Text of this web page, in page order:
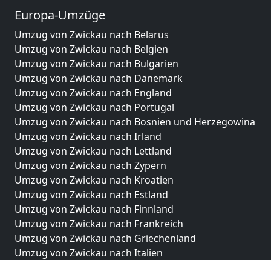
Europa-Umzüge
Umzug von Zwickau nach Belarus
Umzug von Zwickau nach Belgien
Umzug von Zwickau nach Bulgarien
Umzug von Zwickau nach Dänemark
Umzug von Zwickau nach England
Umzug von Zwickau nach Portugal
Umzug von Zwickau nach Bosnien und Herzegowina
Umzug von Zwickau nach Irland
Umzug von Zwickau nach Lettland
Umzug von Zwickau nach Zypern
Umzug von Zwickau nach Kroatien
Umzug von Zwickau nach Estland
Umzug von Zwickau nach Finnland
Umzug von Zwickau nach Frankreich
Umzug von Zwickau nach Griechenland
Umzug von Zwickau nach Italien